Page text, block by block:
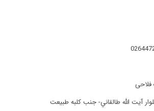
فلاحی
آيت الله طالقاني- جنب كلبه طبيعت